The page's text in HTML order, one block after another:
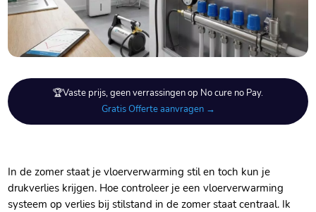
🏆Vaste prijs, geen verrassingen op No cure no Pay.
Gratis Offerte aanvragen →
In de zomer staat je vloerverwarming stil en toch kun je
drukverlies krijgen.​ Hoe controleer je een vloerverwarming
systeem op verlies bij stilstand in de zomer staat centraal.​ Ik